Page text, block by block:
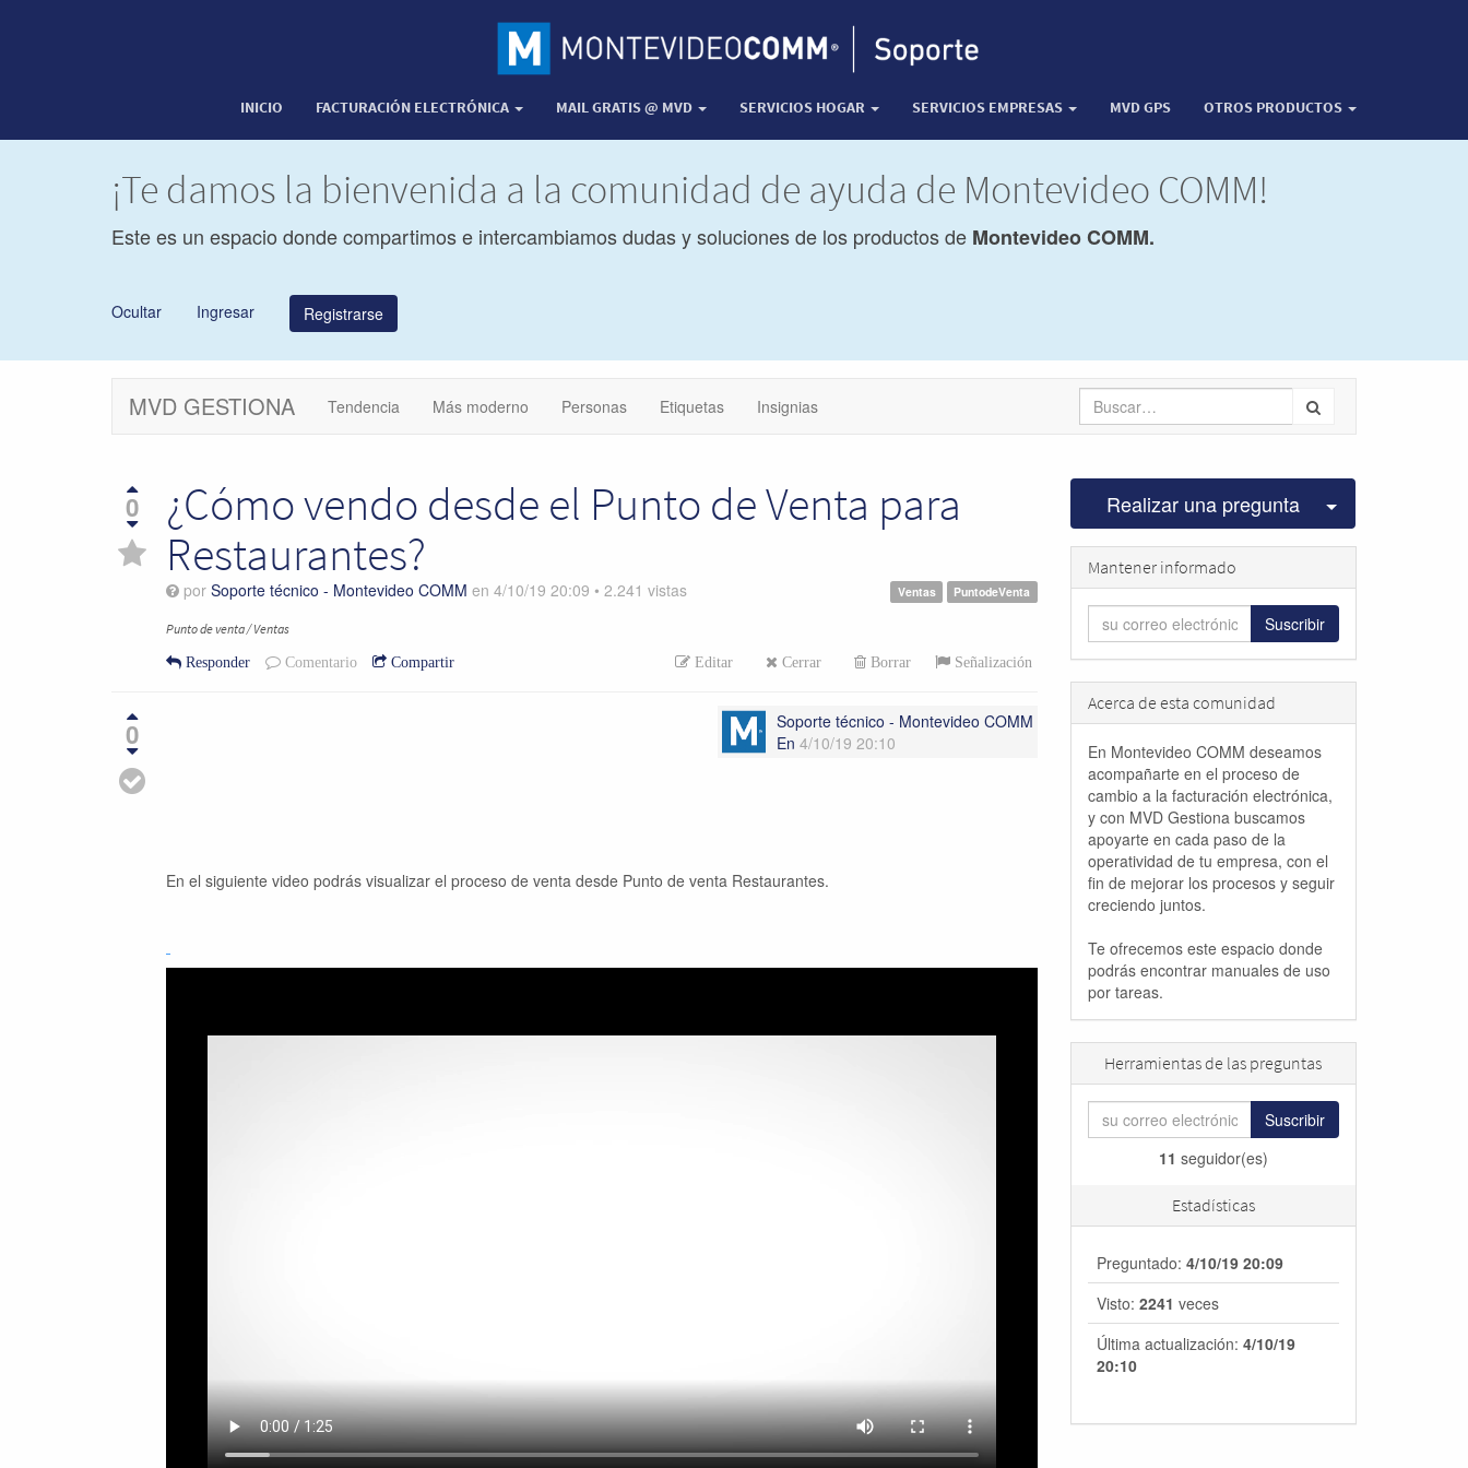
INICIO FACTURACIÓN ELECTRÓNICA MAIL GRATIS @ MVD SERVICIOS HOGAR SERVICIOS EMPRESAS MVD GPS OTROS PRODUCTOS
¡Te damos la bienvenida a la comunidad de ayuda de Montevideo COMM!
Este es un espacio donde compartimos e intercambiamos dudas y soluciones de los productos de Montevideo COMM.
Ocultar Ingresar Registrarse
MVD GESTIONA Tendencia Más moderno Personas Etiquetas Insignias
0
¿Cómo vendo desde el Punto de Venta para
Restaurantes?
Ventas PuntodeVenta
por Soporte técnico - Montevideo COMM en 4/10/19 20:09 • 2.241 vistas
Punto de venta / Ventas
Editar Cerrar Borrar Señalización
Responder Comentario Compartir
0
Soporte técnico - Montevideo COMM
En 4/10/19 20:10
En el siguiente video podrás visualizar el proceso de venta desde Punto de venta Restaurantes.
Realizar una pregunta Seleccionar
Mantener informado
Suscribir
Acerca de esta comunidad
En Montevideo COMM deseamos
acompañarte en el proceso de
cambio a la facturación electrónica,
y con MVD Gestiona buscamos
apoyarte en cada paso de la
operatividad de tu empresa, con el
fin de mejorar los procesos y seguir
creciendo juntos.
Te ofrecemos este espacio donde
podrás encontrar manuales de uso
por tareas.
Herramientas de las preguntas
Suscribir
11 seguidor(es)
Estadísticas
Preguntado: 4/10/19 20:09
Visto: 2241 veces
Última actualización: 4/10/19
20:10